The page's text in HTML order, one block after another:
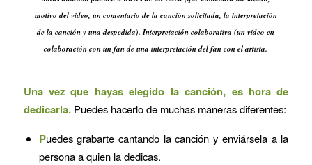
motivo del video, un comentario de la canción solicitada, la interpretación
de la canción y una despedida). Interpretación colaborativa (un video en
colaboración con un fan de una interpretación del fan con el artista.
Una vez que hayas elegido la canción, es hora de
dedicarla.Puedes hacerlo de muchas maneras diferentes:
Puedes grabarte cantando la canción y enviársela a la
persona a quien la dedicas.